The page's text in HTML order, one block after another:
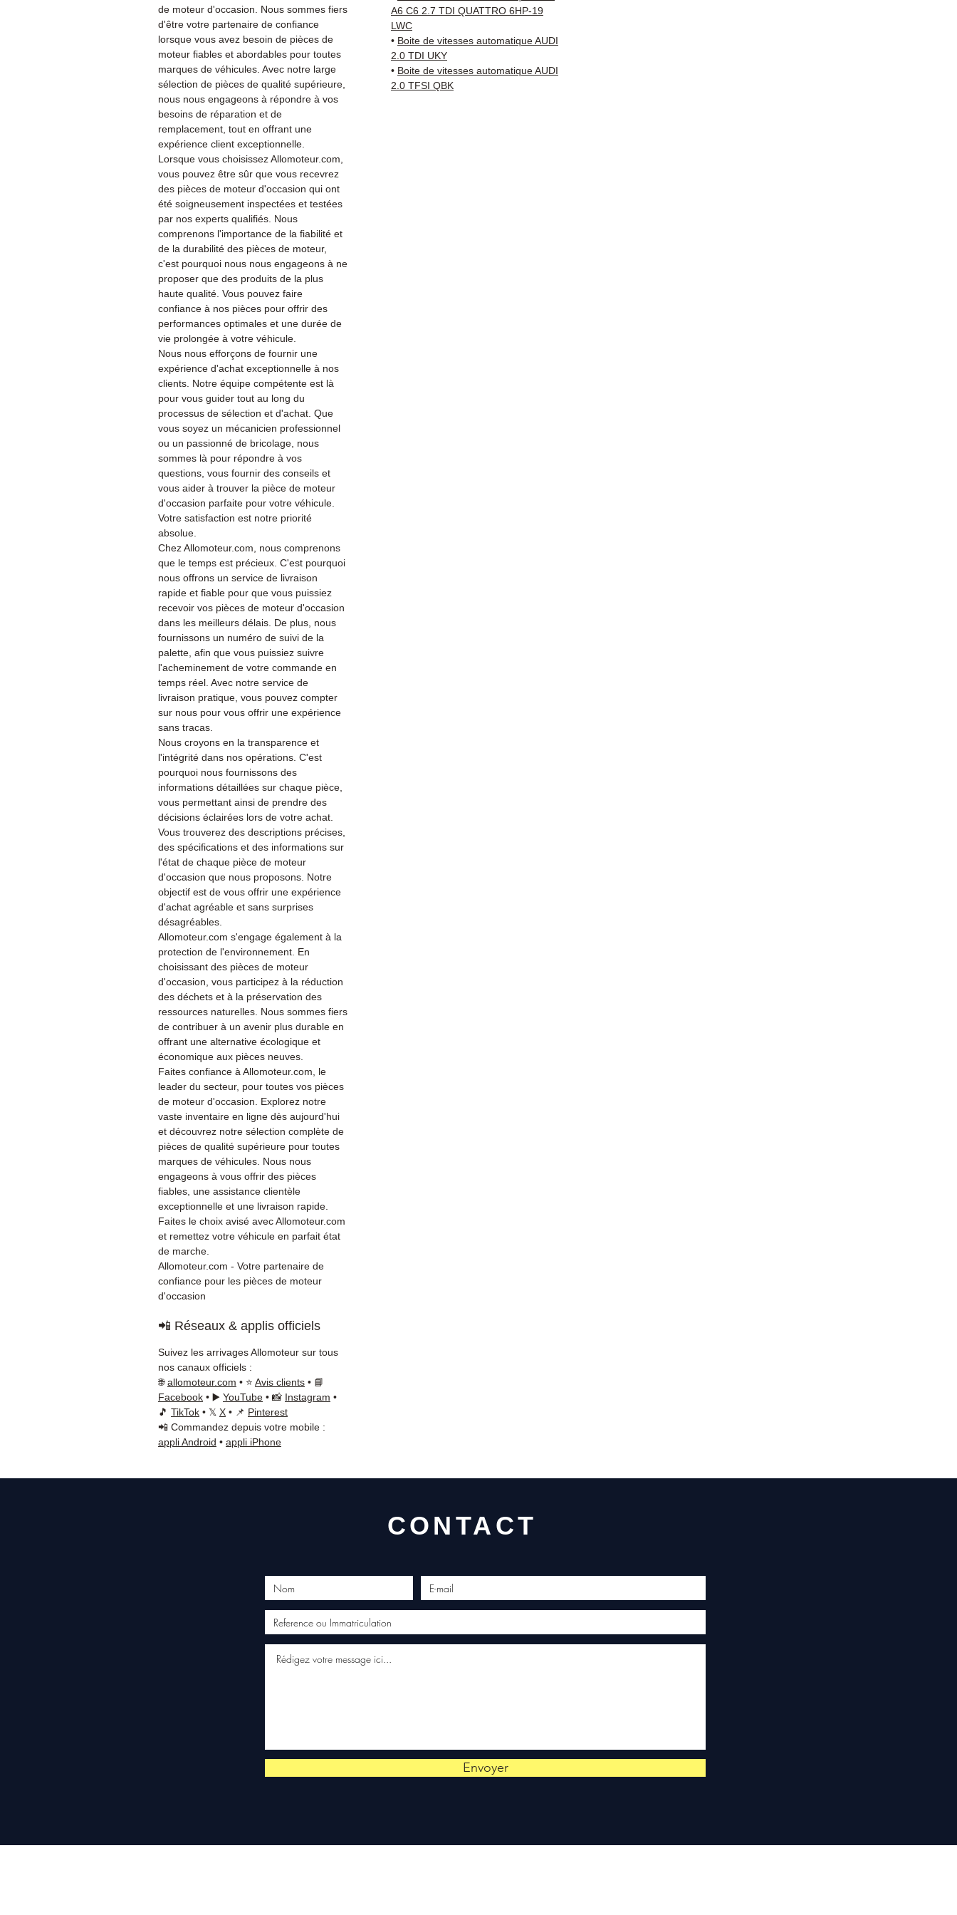
de moteur d'occasion. Nous sommes fiers
d'être votre partenaire de confiance
lorsque vous avez besoin de pièces de
moteur fiables et abordables pour toutes
marques de véhicules. Avec notre large
sélection de pièces de qualité supérieure,
nous nous engageons à répondre à vos
besoins de réparation et de
remplacement, tout en offrant une
expérience client exceptionnelle.
Lorsque vous choisissez Allomoteur.com,
vous pouvez être sûr que vous recevrez
des pièces de moteur d'occasion qui ont
été soigneusement inspectées et testées
par nos experts qualifiés. Nous
comprenons l'importance de la fiabilité et
de la durabilité des pièces de moteur,
c'est pourquoi nous nous engageons à ne
proposer que des produits de la plus
haute qualité. Vous pouvez faire
confiance à nos pièces pour offrir des
performances optimales et une durée de
vie prolongée à votre véhicule.
Nous nous efforçons de fournir une
expérience d'achat exceptionnelle à nos
clients. Notre équipe compétente est là
pour vous guider tout au long du
processus de sélection et d'achat. Que
vous soyez un mécanicien professionnel
ou un passionné de bricolage, nous
sommes là pour répondre à vos
questions, vous fournir des conseils et
vous aider à trouver la pièce de moteur
d'occasion parfaite pour votre véhicule.
Votre satisfaction est notre priorité
absolue.
Chez Allomoteur.com, nous comprenons
que le temps est précieux. C'est pourquoi
nous offrons un service de livraison
rapide et fiable pour que vous puissiez
recevoir vos pièces de moteur d'occasion
dans les meilleurs délais. De plus, nous
fournissons un numéro de suivi de la
palette, afin que vous puissiez suivre
l'acheminement de votre commande en
temps réel. Avec notre service de
livraison pratique, vous pouvez compter
sur nous pour vous offrir une expérience
sans tracas.
Nous croyons en la transparence et
l'intégrité dans nos opérations. C'est
pourquoi nous fournissons des
informations détaillées sur chaque pièce,
vous permettant ainsi de prendre des
décisions éclairées lors de votre achat.
Vous trouverez des descriptions précises,
des spécifications et des informations sur
l'état de chaque pièce de moteur
d'occasion que nous proposons. Notre
objectif est de vous offrir une expérience
d'achat agréable et sans surprises
désagréables.
Allomoteur.com s'engage également à la
protection de l'environnement. En
choisissant des pièces de moteur
d'occasion, vous participez à la réduction
des déchets et à la préservation des
ressources naturelles. Nous sommes fiers
de contribuer à un avenir plus durable en
offrant une alternative écologique et
économique aux pièces neuves.
Faites confiance à Allomoteur.com, le
leader du secteur, pour toutes vos pièces
de moteur d'occasion. Explorez notre
vaste inventaire en ligne dès aujourd'hui
et découvrez notre sélection complète de
pièces de qualité supérieure pour toutes
marques de véhicules. Nous nous
engageons à vous offrir des pièces
fiables, une assistance clientèle
exceptionnelle et une livraison rapide.
Faites le choix avisé avec Allomoteur.com
et remettez votre véhicule en parfait état
de marche.
Allomoteur.com - Votre partenaire de
confiance pour les pièces de moteur
d'occasion
A6 C6 2.7 TDI QUATTRO 6HP-19
LWC
• Boite de vitesses automatique AUDI
2.0 TDI UKY
• Boite de vitesses automatique AUDI
2.0 TFSI QBK
📲 Réseaux & applis officiels
Suivez les arrivages Allomoteur sur tous
nos canaux officiels :
🌐allomoteur.com • ⭐ Avis clients • 📘
Facebook • ▶️ YouTube • 📸 Instagram •
🎵 TikTok • 𝕏 X • 📌 Pinterest
📲 Commandez depuis votre mobile :
appli Android • appli iPhone
CONTACT
Envoyer